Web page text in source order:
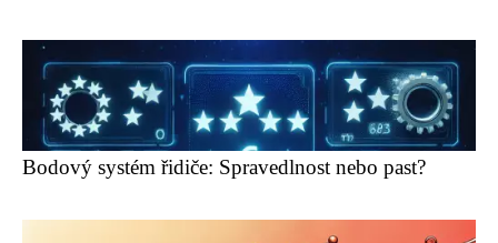
Bodový systém řidiče: Spravedlnost nebo past?